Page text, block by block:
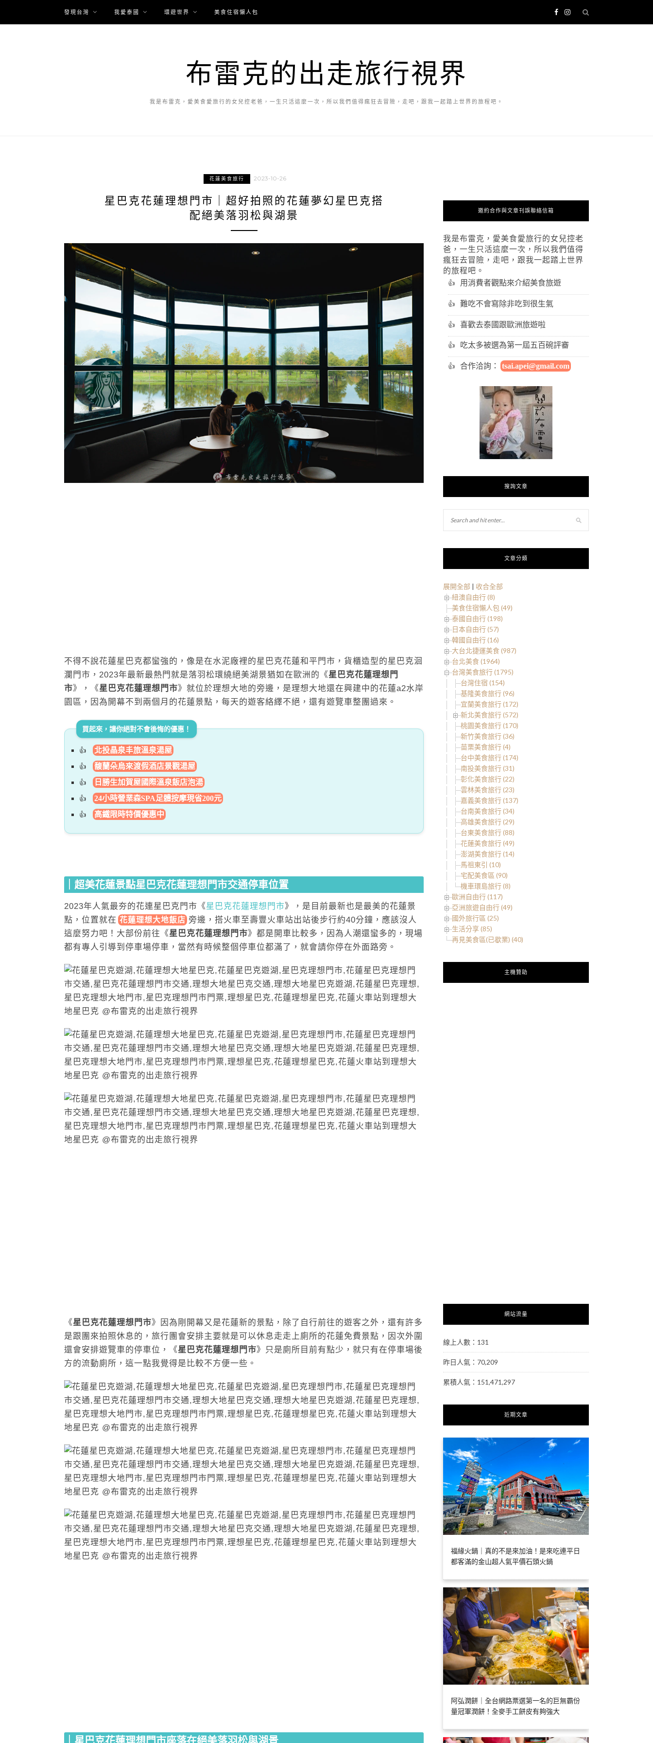
發現台灣 我愛泰國 環遊世界 美食住宿懶人包
布雷克的出走旅行視界
我是布雷克，愛美食愛旅行的女兒控老爸，一生只活這麼一次，所以我們值得瘋狂去冒險，走吧，跟我一起踏上世界的旅程吧。
花蓮美食旅行 2023-10-26
星巴克花蓮理想門市｜超好拍照的花蓮夢幻星巴克搭
配絕美落羽松與湖景
不得不說花蓮星巴克都蠻強的，像是在水泥廠裡的星巴克花蓮和平門市，貨櫃造型的星巴克洄
瀾門市，2023年最新最熱門就是落羽松環繞絕美湖景猶如在歐洲的《星巴克花蓮理想門
市》，《星巴克花蓮理想門市》就位於理想大地的旁邊，是理想大地還在興建中的花蓮a2水岸
園區，因為開幕不到兩個月的花蓮景點，每天的遊客絡繹不絕，還有遊覽車整團過來。
買起來，讓你絕對不會後悔的優惠！
北投晶泉丰旅溫泉湯屋
馥蘭朵烏來渡假酒店景觀湯屋
日勝生加賀屋國際溫泉飯店泡湯
24小時營業森SPA足體按摩現省200元
高鐵限時特價優惠中
｜超美花蓮景點星巴克花蓮理想門市交通停車位置
2023年人氣最夯的花連星巴克門市《星巴克花蓮理想門市》，是目前最新也是最美的花蓮景
點，位置就在 花蓮理想大地飯店 旁邊，搭火車至壽豐火車站出站後步行約40分鐘，應該沒人
這麼努力吧！大部份前往《星巴克花蓮理想門市》都是開車比較多，因為人潮還蠻多的，現場
都有專人引導到停車場停車，當然有時候整個停車位都滿了，就會請你停在外面路旁。
《星巴克花蓮理想門市》因為剛開幕又是花蓮新的景點，除了自行前往的遊客之外，還有許多
是跟團來拍照休息的，旅行團會安排主要就是可以休息走走上廁所的花蓮免費景點，因次外圍
還會安排遊覽車的停車位，《星巴克花蓮理想門市》只是廁所目前有點少，就只有在停車場後
方的流動廁所，這一點我覺得是比較不方便一些。
邀約合作與文章刊誤聯絡信箱
我是布雷克，愛美食愛旅行的女兒控老
爸，一生只活這麼一次，所以我們值得
瘋狂去冒險，走吧，跟我一起踏上世界
的旅程吧。
用消費者觀點來介紹美食旅遊
難吃不會寫除非吃到很生氣
喜歡去泰國跟歐洲旅遊啦
吃太多被選為第一屆五百碗評審
合作洽詢： tsai.apei@gmail.com
搜詢文章
文章分類
展開全部 | 收合全部
紐澳自由行 (8)
美食住宿懶人包 (49)
泰國自由行 (198)
日本自由行 (57)
韓國自由行 (16)
大台北捷運美食 (987)
台北美食 (1964)
台灣美食旅行 (1795)
台灣住宿 (154)
基隆美食旅行 (96)
宜蘭美食旅行 (172)
新北美食旅行 (572)
桃園美食旅行 (170)
新竹美食旅行 (36)
苗栗美食旅行 (4)
台中美食旅行 (174)
南投美食旅行 (31)
彰化美食旅行 (22)
雲林美食旅行 (23)
嘉義美食旅行 (137)
台南美食旅行 (34)
高雄美食旅行 (29)
台東美食旅行 (88)
花蓮美食旅行 (49)
澎湖美食旅行 (14)
馬祖東引 (10)
宅配美食區 (90)
機車環島旅行 (8)
歐洲自由行 (117)
亞洲旅遊自由行 (49)
國外旅行區 (25)
生活分享 (85)
再見美食區(已歇業) (40)
主機贊助
網站流量
線上人數：131
昨日人氣：70,209
累積人氣：151,471,297
近期文章
福緣火鍋｜真的不是來加油！是來吃連平日
都客滿的金山超人氣平價石頭火鍋
阿弘潤餅｜全台網路票選第一名的巨無霸份
量冠軍潤餅！全麥手工餅皮有夠強大